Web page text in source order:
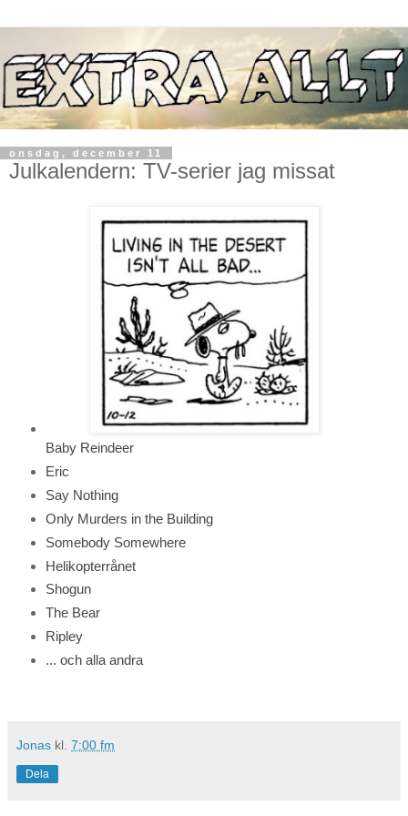
onsdag, december 11
Julkalendern: TV-serier jag missat
Baby Reindeer
Eric
Say Nothing
Only Murders in the Building
Somebody Somewhere
Helikopterrånet
Shogun
The Bear
Ripley
... och alla andra
Jonas kl. 7:00 fm
Dela